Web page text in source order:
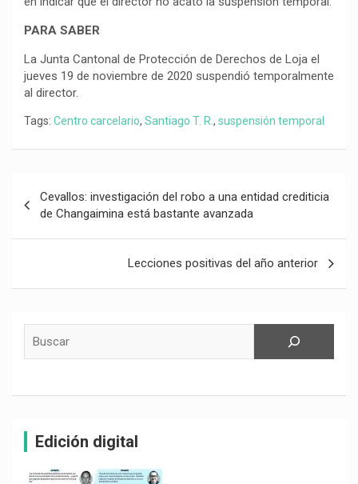
PARA SABER
La Junta Cantonal de Protección de Derechos de Loja el
jueves 19 de noviembre de 2020 suspendió temporalmente
al director.
Tags: Centro carcelario, Santiago T. R. , suspensión temporal
de
entradas
Cevallos: investigación del robo a una entidad crediticia
de Changaimina está bastante avanzada
Lecciones positivas del año anterior
Edición digital